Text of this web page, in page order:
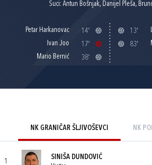
Suci: Antun Bošnjak, Danijel Pleša,
Petar Harkanovac
14'
Ivan Joo
17'
Mario Bernić
38'
13'
83'
NK GRANIČAR ŠLJIVOŠEVCI NK
1
SINIŠA DUNDOVIĆ